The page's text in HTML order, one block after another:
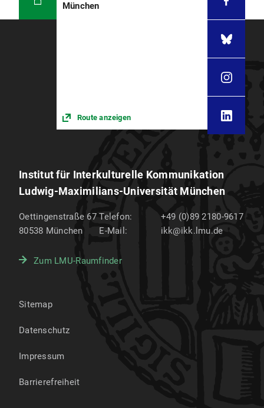
München
Route anzeigen
Institut für Interkulturelle Kommunikation
Ludwig-Maximilians-Universität München
Oettingenstraße 67
80538 München
Telefon:
+49 (0)89 2180-9617
E-Mail:
ikk@ikk.lmu.de
Zum LMU-Raumfinder
Sitemap
Datenschutz
Impressum
Barrierefreiheit